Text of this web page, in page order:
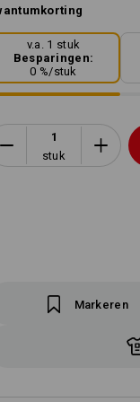
v.a. 1 stuk
Besparingen:
0 %/stuk
stuk
Markeren